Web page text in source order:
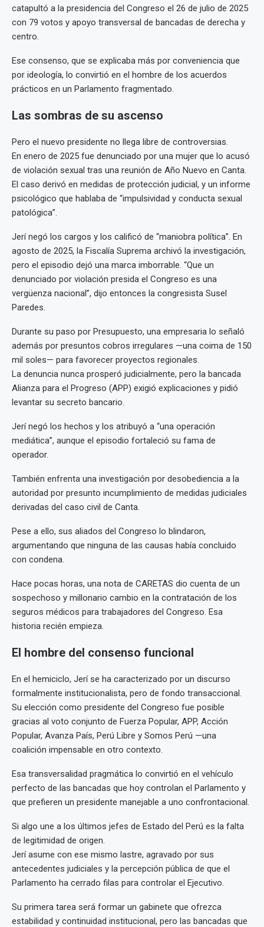
catapultó a la presidencia del Congreso el 26 de julio de 2025
con 79 votos y apoyo transversal de bancadas de derecha y
centro.
Ese consenso, que se explicaba más por conveniencia que
por ideología, lo convirtió en el hombre de los acuerdos
prácticos en un Parlamento fragmentado.
Las sombras de su ascenso
Pero el nuevo presidente no llega libre de controversias.
En enero de 2025 fue denunciado por una mujer que lo acusó
de violación sexual tras una reunión de Año Nuevo en Canta.
El caso derivó en medidas de protección judicial, y un informe
psicológico que hablaba de “impulsividad y conducta sexual
patológica”.
Jerí negó los cargos y los calificó de “maniobra política”. En
agosto de 2025, la Fiscalía Suprema archivó la investigación,
pero el episodio dejó una marca imborrable. “Que un
denunciado por violación presida el Congreso es una
vergüenza nacional”, dijo entonces la congresista Susel
Paredes.
Durante su paso por Presupuesto, una empresaria lo señaló
además por presuntos cobros irregulares —una coima de 150
mil soles— para favorecer proyectos regionales.
La denuncia nunca prosperó judicialmente, pero la bancada
Alianza para el Progreso (APP) exigió explicaciones y pidió
levantar su secreto bancario.
Jerí negó los hechos y los atribuyó a “una operación
mediática”, aunque el episodio fortaleció su fama de
operador.
También enfrenta una investigación por desobediencia a la
autoridad por presunto incumplimiento de medidas judiciales
derivadas del caso civil de Canta.
Pese a ello, sus aliados del Congreso lo blindaron,
argumentando que ninguna de las causas había concluido
con condena.
Hace pocas horas, una nota de CARETAS dio cuenta de un
sospechoso y millonario cambio en la contratación de los
seguros médicos para trabajadores del Congreso. Esa
historia recién empieza.
El hombre del consenso funcional
En el hemiciclo, Jerí se ha caracterizado por un discurso
formalmente institucionalista, pero de fondo transaccional.
Su elección como presidente del Congreso fue posible
gracias al voto conjunto de Fuerza Popular, APP, Acción
Popular, Avanza País, Perú Libre y Somos Perú —una
coalición impensable en otro contexto.
Esa transversalidad pragmática lo convirtió en el vehículo
perfecto de las bancadas que hoy controlan el Parlamento y
que prefieren un presidente manejable a uno confrontacional.
Si algo une a los últimos jefes de Estado del Perú es la falta
de legitimidad de origen.
Jerí asume con ese mismo lastre, agravado por sus
antecedentes judiciales y la percepción pública de que el
Parlamento ha cerrado filas para controlar el Ejecutivo.
Su primera tarea será formar un gabinete que ofrezca
estabilidad y continuidad institucional, pero las bancadas que